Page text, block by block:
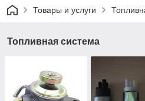
Товары и услуги
Топливная система